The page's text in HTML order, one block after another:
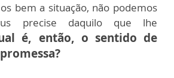
bem a situação, não podemos
precise daquilo que lhe
é, então, o sentido de